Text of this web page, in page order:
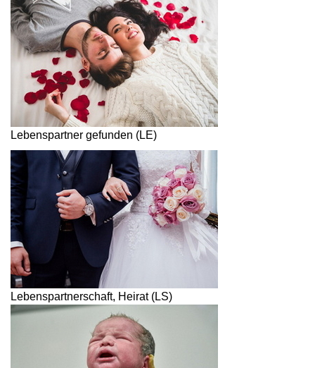
Lebenspartner gefunden (LE)
Lebenspartnerschaft, Heirat (LS)